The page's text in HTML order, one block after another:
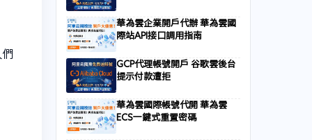
華為雲企業開戶代辦 華為雲國
際站API接口調用指南
GCP代理帳號開戶 谷歌雲後台
提示付款遭拒
華為雲國際帳號代開 華為雲
ECS一鍵式重置密碼